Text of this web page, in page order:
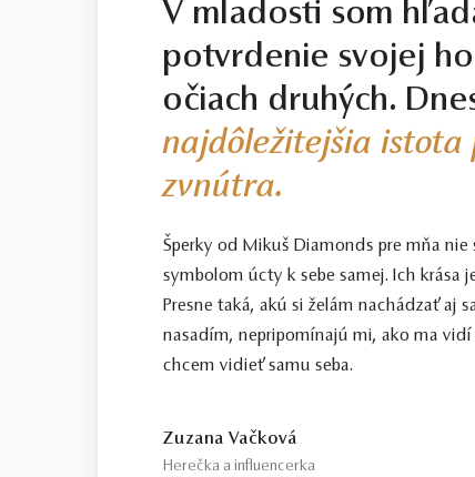
V mladosti som
potvrdenie svojej
očiach druhých.
najdôležitejšia istota
zvnútra.
Šperky od Mikuš Diamonds pre mňa nie
symbolom úcty k sebe samej. Ich krása
Presne taká, akú si želám nachádzať aj
nasadím, nepripomínajú mi, ako ma
chcem vidieť samu seba.
Zuzana Vačková
Herečka a influencerka